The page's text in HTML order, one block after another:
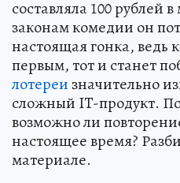
составляла 100 рублей
законам комедии он
настоящая гонка, ведь
первым, тот и станет
лотереи значительно
сложный IT-продукт.
возможно ли
настоящее время?
материале.